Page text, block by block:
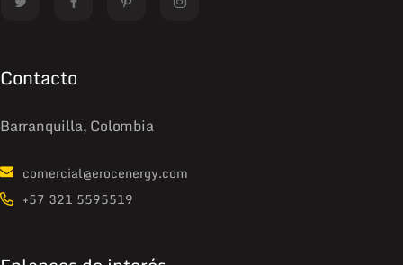
Contacto
Barranquilla, Colombia
comercial@erocenergy.com
+57 321 5595519